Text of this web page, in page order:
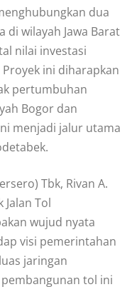
dua
di wilayah Jawa Barat
nilai investasi
ini diharapkan
pertumbuhan
Bogor dan
menjadi jalur utama
Tbk, Rivan A.
Tol
wujud nyata
visi pemerintahan
jaringan
tol ini